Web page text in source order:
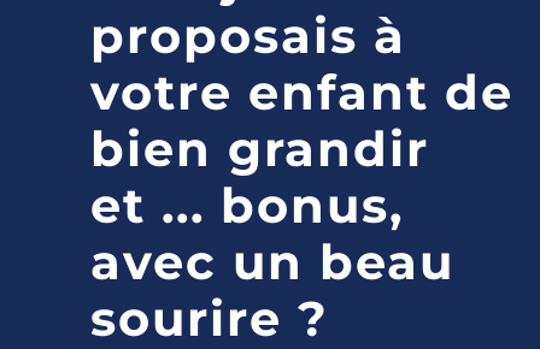
proposais à
votre enfant de
bien grandir
et ... bonus,
avec un beau
sourire ?